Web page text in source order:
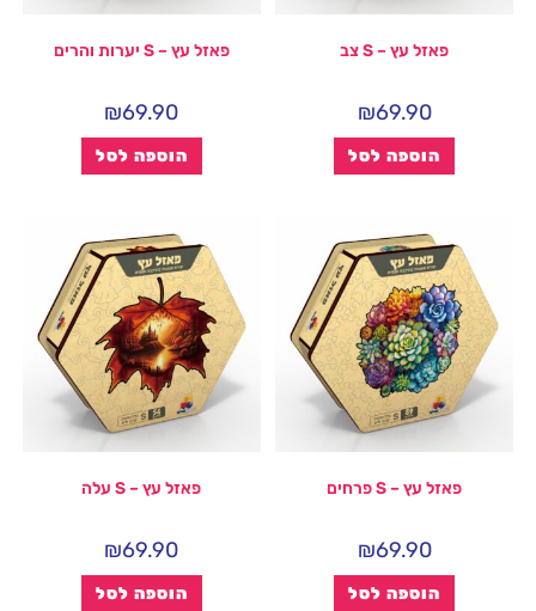
פאזל עץ – S צב
₪69.90
הוספה לסל
פאזל עץ – S יערות והרים
₪69.90
הוספה לסל
פאזל עץ – S פרחים
₪69.90
הוספה לסל
פאזל עץ – S עלה
₪69.90
הוספה לסל